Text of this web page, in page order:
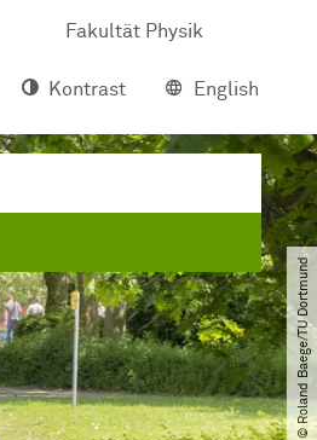
Fakultät Physik
Kontrast English
© Roland Baege​/​TU Dortmund